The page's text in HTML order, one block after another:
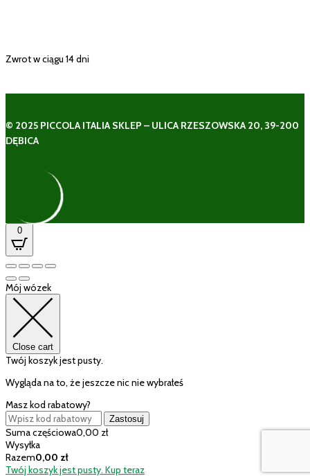
Zwrot w ciągu 14 dni
© 2025 PICCOLA ITALIA SKLEP – ULICA RZESZOWSKA 20, 39-200
DĘBICA
0
Mój wózek
Close cart
Twój koszyk jest pusty.
Wygląda na to, że jeszcze nic nie wybrałeś
Masz kod rabatowy?
Zastosuj
Suma częściowa0,00 zł
Wysyłka
Razem0,00 zł
Twój koszyk jest pusty. Kup teraz